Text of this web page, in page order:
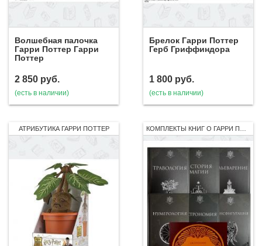
Волшебная палочка
Гарри Поттер Гарри
Поттер
2 850 руб.
(есть в наличии)
Брелок Гарри Поттер
Герб Гриффиндора
1 800 руб.
(есть в наличии)
АТРИБУТИКА ГАРРИ ПОТТЕР